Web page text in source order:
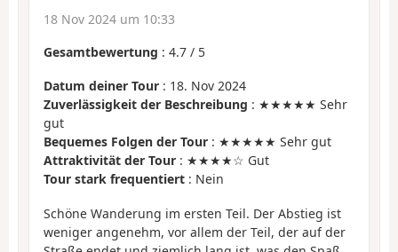
18 Nov 2024 um 10:33
Gesamtbewertung : 4.7 / 5
Datum deiner Tour : 18. Nov 2024
Zuverlässigkeit der Beschreibung : ★★★★★ Sehr
gut
Bequemes Folgen der Tour : ★★★★★ Sehr gut
Attraktivität der Tour : ★★★★☆ Gut
Tour stark frequentiert : Nein
Schöne Wanderung im ersten Teil. Der Abstieg ist
weniger angenehm, vor allem der Teil, der auf der